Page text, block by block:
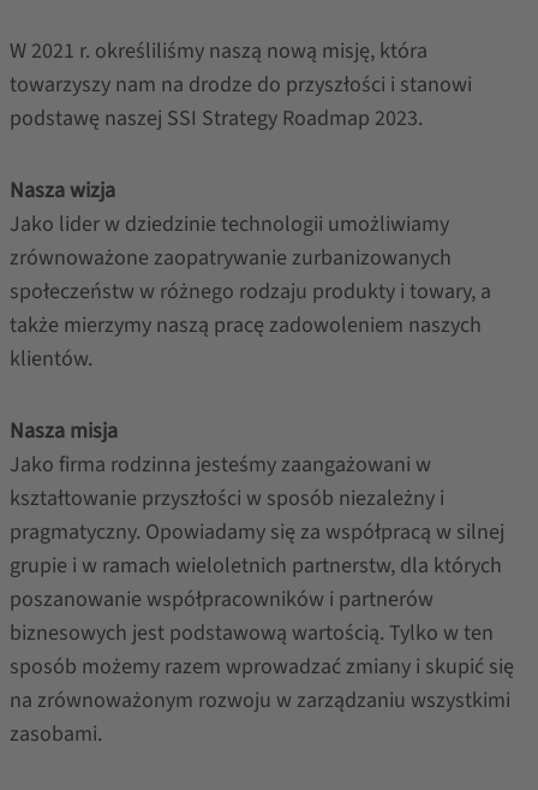
W 2021 r. określiliśmy naszą nową misję, która
towarzyszy nam na drodze do przyszłości i stanowi
podstawę naszej SSI Strategy Roadmap 2023.
Nasza wizja
Jako lider w dziedzinie technologii umożliwiamy
zrównoważone zaopatrywanie zurbanizowanych
społeczeństw w różnego rodzaju produkty i towary, a
także mierzymy naszą pracę zadowoleniem naszych
klientów.
Nasza misja
Jako firma rodzinna jesteśmy zaangażowani w
kształtowanie przyszłości w sposób niezależny i
pragmatyczny. Opowiadamy się za współpracą w silnej
grupie i w ramach wieloletnich partnerstw, dla których
poszanowanie współpracowników i partnerów
biznesowych jest podstawową wartością. Tylko w ten
sposób możemy razem wprowadzać zmiany i skupić się
na zrównoważonym rozwoju w zarządzaniu wszystkimi
zasobami.